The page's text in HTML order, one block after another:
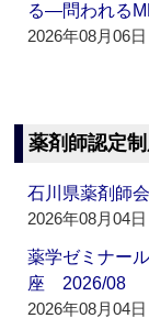
る―問われる
2026年08月06
薬剤師認定
石川県薬剤
2026年08月04
薬学ゼミナー
座 2026/08
2026年08月04